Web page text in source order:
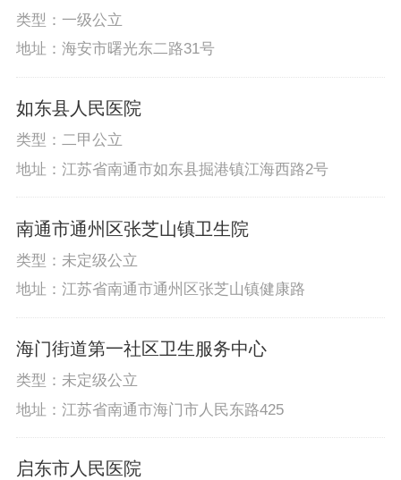
类型：一级公立
地址：海安市曙光东二路31号
如东县人民医院
类型：二甲公立
地址：江苏省南通市如东县掘港镇江海西路2号
南通市通州区张芝山镇卫生院
类型：未定级公立
地址：江苏省南通市通州区张芝山镇健康路
海门街道第一社区卫生服务中心
类型：未定级公立
地址：江苏省南通市海门市人民东路425
启东市人民医院